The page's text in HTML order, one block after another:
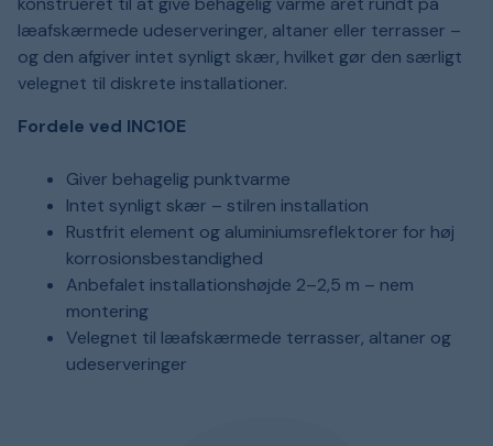
læafskærmede udeserveringer, altaner eller terrasser –
og den afgiver intet synligt skær, hvilket gør den særligt
velegnet til diskrete installationer.
Fordele ved INC10E
Giver behagelig punktvarme
Intet synligt skær – stilren installation
Rustfrit element og aluminiumsreflektorer for høj
korrosionsbestandighed
Anbefalet installationshøjde 2–2,5 m – nem
montering
Velegnet til læafskærmede terrasser, altaner og
udeserveringer